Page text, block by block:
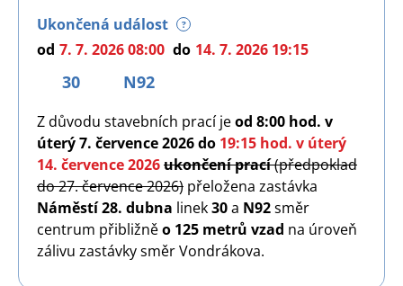
Ukončená událost ?
od 7. 7. 2026 08:00 do 14. 7. 2026 19:15
30 N92
Z důvodu stavebních prací jeod 8:00 hod. v
úterý 7. července 2026 do 19:15 hod. v úterý
14. července 2026ukončení prací(předpoklad
do 27. července 2026) přeložena zastávka
Náměstí 28. dubna linek30a N92směr
centrum přibližněo 125 metrů vzad na úroveň
zálivu zastávky směr Vondrákova.